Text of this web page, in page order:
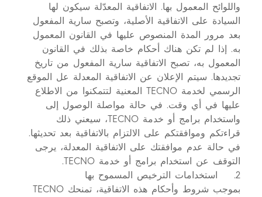
واللوائح المعمول بها. الاتفاقية المعدّلة سيكون لها
السيادة على الاتفاقية الأصلية، وتصبح سارية المفعول
بعد مرور المدة المنصوص عليها في القانون المعمول
به. إذا لم تكن هناك أحكام خاصة بذلك في القانون
المعمول به، تصبح الاتفاقية سارية المفعول من تاريخ
تجديدها. سيتم الإعلان عن الاتفاقية المعدلة عل الموقع
الرسمي لخدمة TECNO المعنية لتتمكنوا من الاطلاع
عليها في أي وقت. في حالة مواصلة الوصول إلى
واستخدام برامج أو خدمة TECNO، سيعني ذلك
قراءتكم وموافقتكم على الالتزام بالاتفاقية بعد تحديثها.
في حالة عدم موافقتك على الاتفاقية المعدلة، يرجى
التوقف عن استخدام برامج أو خدمة TECNO.
2. استخدامات الترخيص المسموح بها
بموجب شروط وأحكام هذه الاتفاقية، تمنحك TECNO